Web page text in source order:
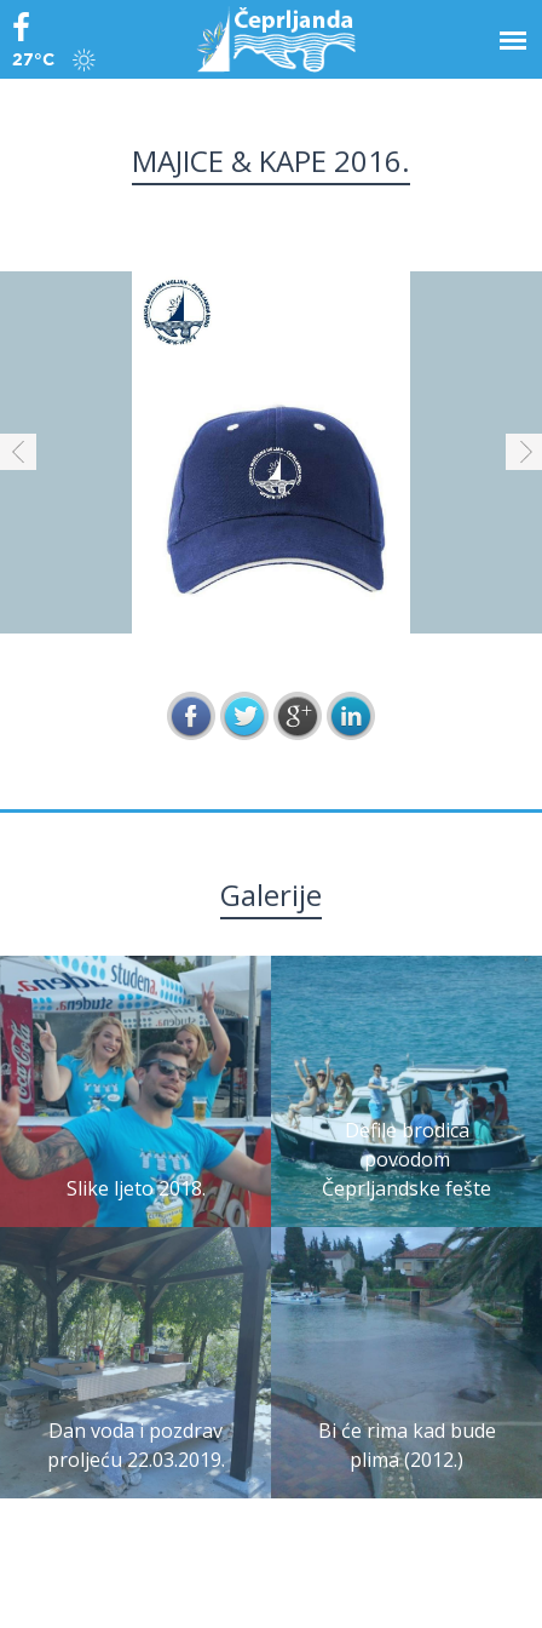
27°C
MAJICE & KAPE 2016.
Galerije
Slike ljeto 2018.
Defile brodica
povodom
Čeprljandske fešte
Dan voda i pozdrav
proljeću 22.03.2019.
Bi će rima kad bude
plima (2012.)